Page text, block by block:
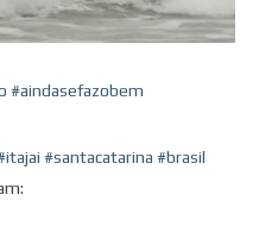
#aindasefazobem
#santacatarina #brasil